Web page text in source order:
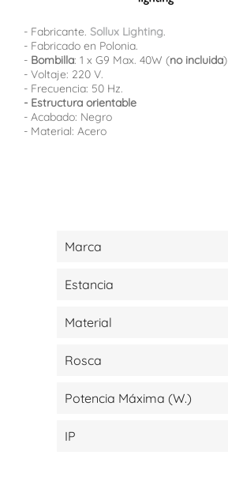
- Fabricante. Sollux Lighting.
- Fabricado en Polonia.
- Bombilla: 1 x G9 Max. 40W (no incluida)
- Voltaje: 220 V.
- Frecuencia: 50 Hz.
- Estructura orientable
- Acabado: Negro
- Material: Acero
Marca
Estancia
Material
Rosca
Potencia Máxima (W.)
IP